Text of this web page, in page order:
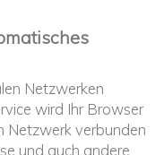
Netzwerken
wird Ihr Browser
Netzwerk verbunden
und auch andere